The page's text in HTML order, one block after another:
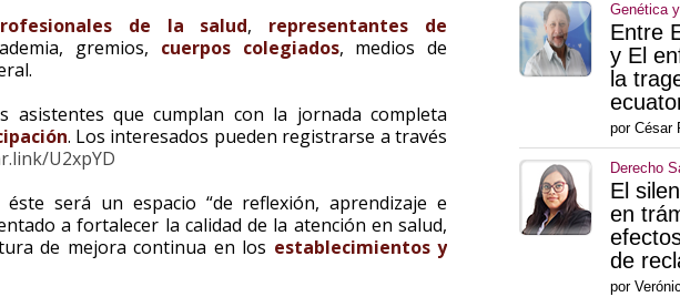
Genética
Entre
y El
la
por César
Derecho
El
en
de
por
de la salud, representantes de
gremios, cuerpos colegiados, medios de
asistentes que cumplan con la jornada completa
. Los interesados pueden registrarse a través
U2xpYD
será un espacio “de reflexión, aprendizaje e
a fortalecer la calidad de la atención en salud,
de mejora continua en los establecimientos y